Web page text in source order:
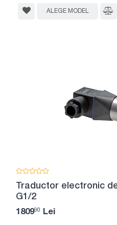
ALEGE MODEL
Traductor electronic
G1/2
180990 Lei